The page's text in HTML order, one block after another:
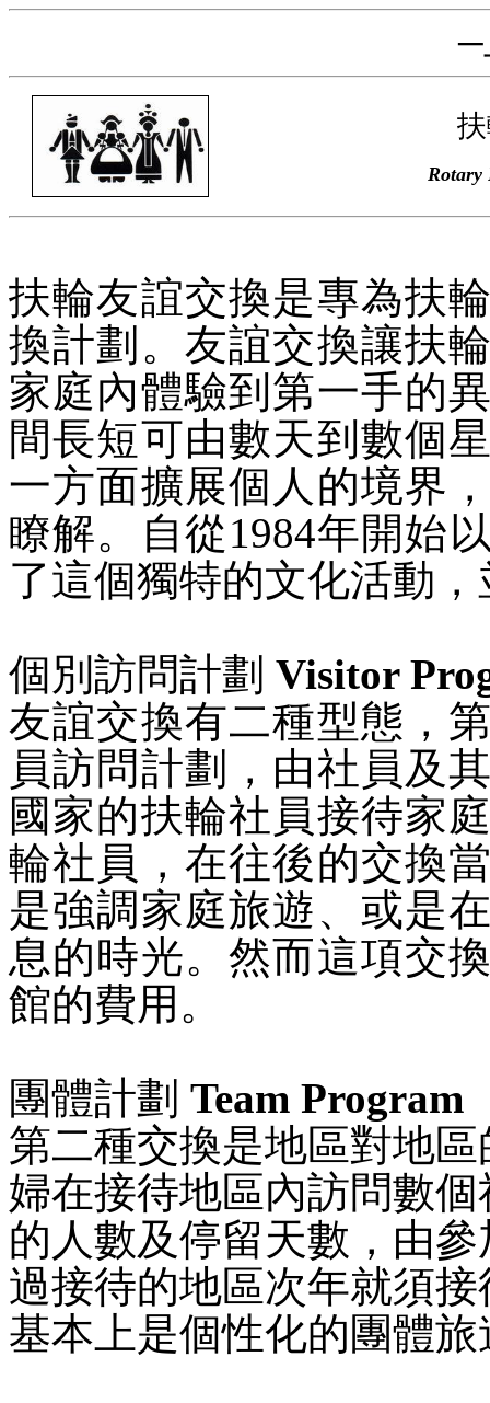
─
Rotary
扶輪友誼交換是專為扶
換計劃。友誼交換讓扶
家庭內體驗到第一手的
間長短可由數天到數個
一方面擴展個人的境界
瞭解。自從1984年開始
了這個獨特的文化活動
個別訪問計劃 Visitor
友誼交換有二種型態，
員訪問計劃，由社員及
國家的扶輪社員接待家
輪社員，在往後的交換
是強調家庭旅遊、或是
息的時光。然而這項交
館的費用。
團體計劃 Team Program
第二種交換是地區對地
婦在接待地區內訪問數
的人數及停留天數，由
過接待的地區次年就須
基本上是個性化的團體旅